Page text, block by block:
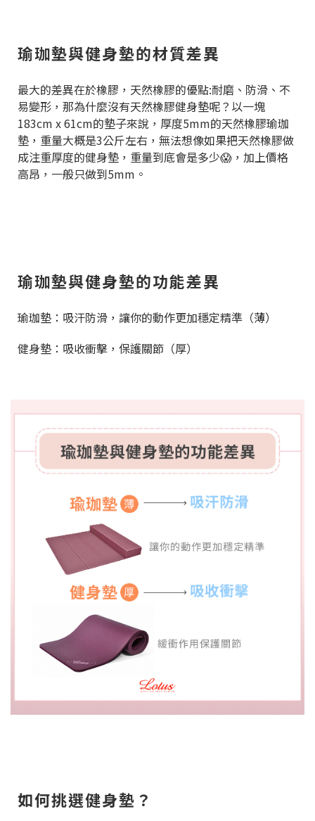
瑜珈墊與健身墊的材質差異
最大的差異在於橡膠，天然橡膠的優點:耐磨、防滑、不
易變形，那為什麼沒有天然橡膠健身墊呢？以一塊
183cm x 61cm的墊子來說，厚度5mm的天然橡膠瑜珈
墊，重量大概是3公斤左右，無法想像如果把天然橡膠做
成注重厚度的健身墊，重量到底會是多少😱，加上價格
高昂，一般只做到5mm。
瑜珈墊與健身墊的功能差異
瑜珈墊：吸汗防滑，讓你的動作更加穩定精準（薄）
健身墊：吸收衝擊，保護關節（厚）
如何挑選健身墊？